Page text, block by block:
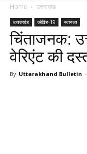
Home उत्तराखंड
उत्तराखंड कोविड-19 स्वास्थ्य
चिंताजनक:
वेरिएंट की
By Uttarakhand Bulletin -